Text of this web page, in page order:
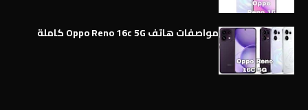
مواصفات هاتف Oppo Reno 16c 5G كاملة